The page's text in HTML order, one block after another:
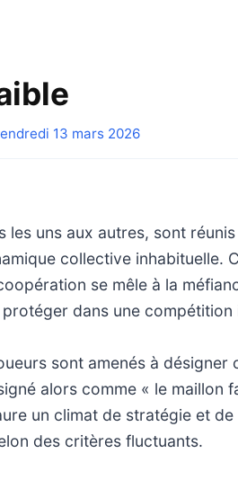
13 mars 2026
les uns aux autres, sont
collective inhabituelle.
se mêle à la
dans une compétition
sont amenés à désigner
alors comme « le maillon
un climat de stratégie et
des critères fluctuants.